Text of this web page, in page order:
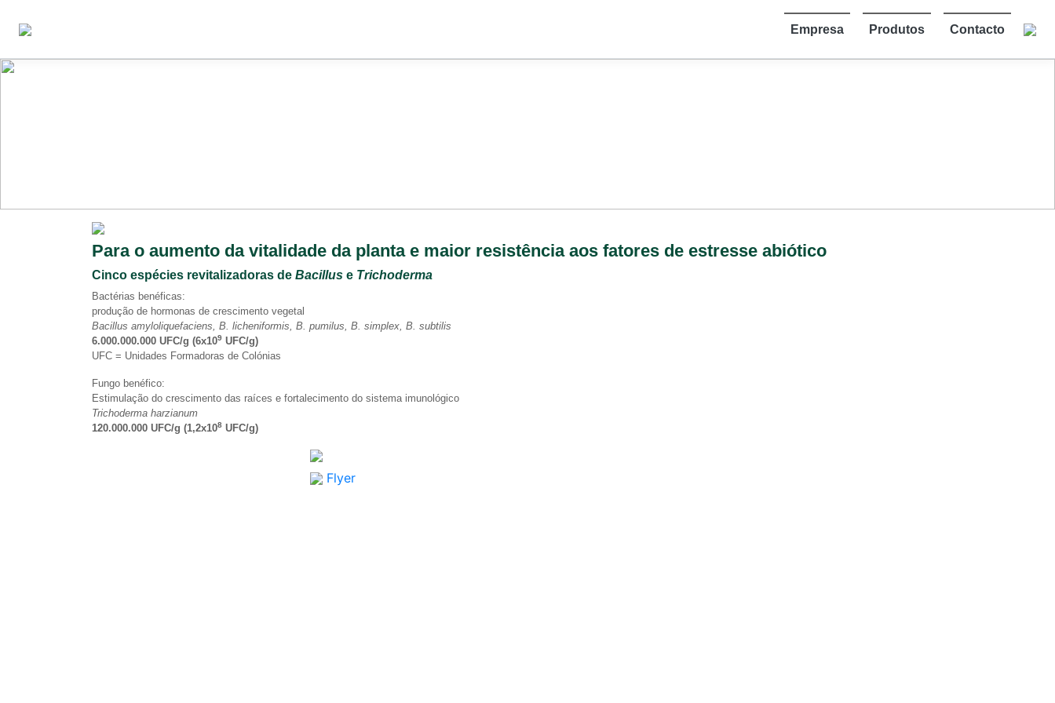
Empresa Produtos Contacto
Para o aumento da vitalidade da planta e maior resistência aos fatores de estresse abiótico
Cinco espécies revitalizadoras de Bacillus e Trichoderma
Bactérias benéficas:
produção de hormonas de crescimento vegetal
Bacillus amyloliquefaciens, B. licheniformis, B. pumilus, B. simplex, B. subtilis
6.000.000.000 UFC/g (6x109 UFC/g)
UFC = Unidades Formadoras de Colónias
Fungo benéfico:
Estimulação do crescimento das raíces e fortalecimento do sistema imunológico
Trichoderma harzianum
120.000.000 UFC/g (1,2x108 UFC/g)
Flyer